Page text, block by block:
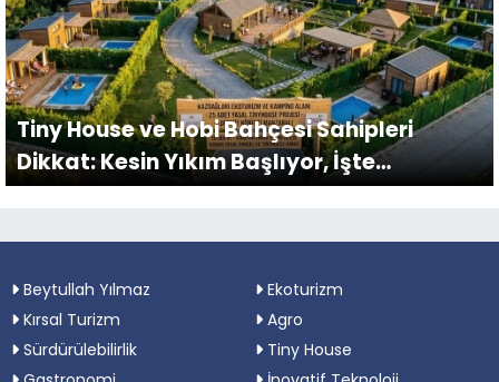
Tiny House ve Hobi Bahçesi Sahipleri
Dikkat: Kesin Yıkım Başlıyor, İşte
Kurtuluşun Tek Yolu!
Beytullah Yılmaz
Ekoturizm
Kırsal Turizm
Agro
Sürdürülebilirlik
Tiny House